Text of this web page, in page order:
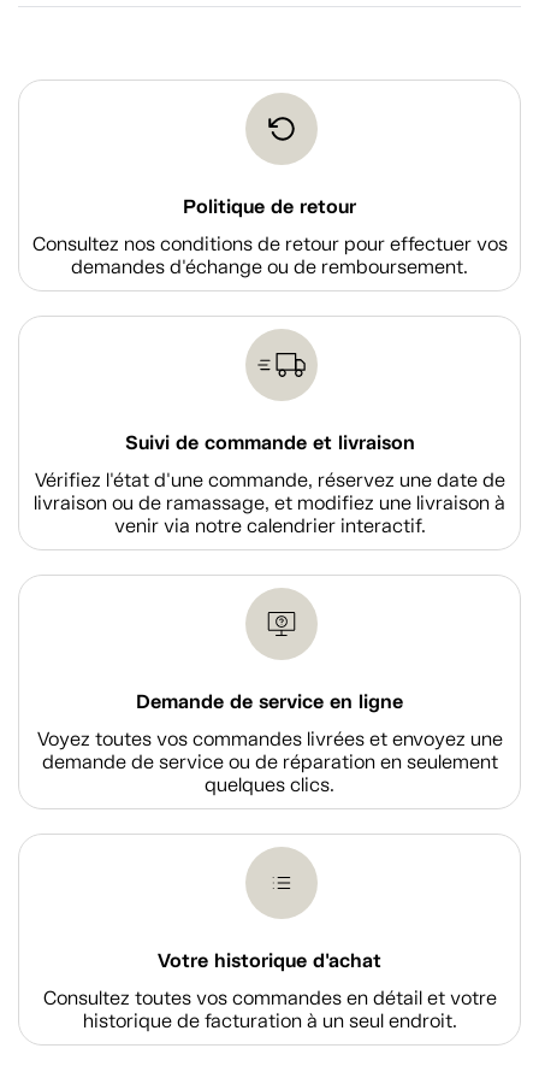
Politique de retour
Consultez nos conditions de retour pour effectuer vos
demandes d'échange ou de remboursement.
Suivi de commande et livraison
Vérifiez l'état d'une commande, réservez une date de
livraison ou de ramassage, et modifiez une livraison à
venir via notre calendrier interactif.
Demande de service en ligne
Voyez toutes vos commandes livrées et envoyez une
demande de service ou de réparation en seulement
quelques clics.
Votre historique d'achat
Consultez toutes vos commandes en détail et votre
historique de facturation à un seul endroit.